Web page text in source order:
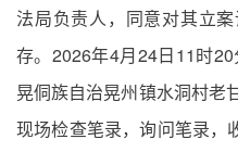
法局负责人，同意对其立
存。2026年4月24日11时
晃侗族自治晃州镇水洞村老
现场检查笔录，询问笔录，